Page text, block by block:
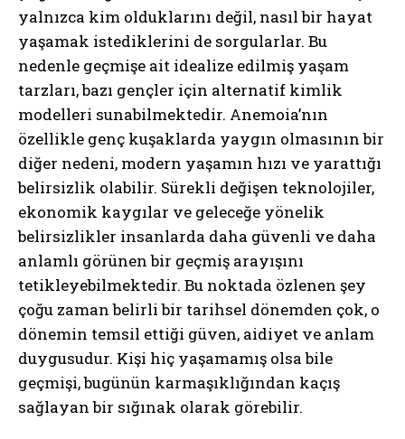
yalnızca kim olduklarını değil, nasıl bir hayat
yaşamak istediklerini de sorgularlar. Bu
nedenle geçmişe ait idealize edilmiş yaşam
tarzları, bazı gençler için alternatif kimlik
modelleri sunabilmektedir. Anemoia’nın
özellikle genç kuşaklarda yaygın olmasının bir
diğer nedeni, modern yaşamın hızı ve yarattığı
belirsizlik olabilir. Sürekli değişen teknolojiler,
ekonomik kaygılar ve geleceğe yönelik
belirsizlikler insanlarda daha güvenli ve daha
anlamlı görünen bir geçmiş arayışını
tetikleyebilmektedir. Bu noktada özlenen şey
çoğu zaman belirli bir tarihsel dönemden çok, o
dönemin temsil ettiği güven, aidiyet ve anlam
duygusudur. Kişi hiç yaşamamış olsa bile
geçmişi, bugünün karmaşıklığından kaçış
sağlayan bir sığınak olarak görebilir.